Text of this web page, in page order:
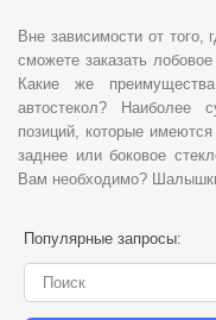
Вне зависимости от
сможете заказать
Какие же
автостекол? Наиболее
позиций, которые
заднее или боковое
Вам необходимо?
Популярные запросы: